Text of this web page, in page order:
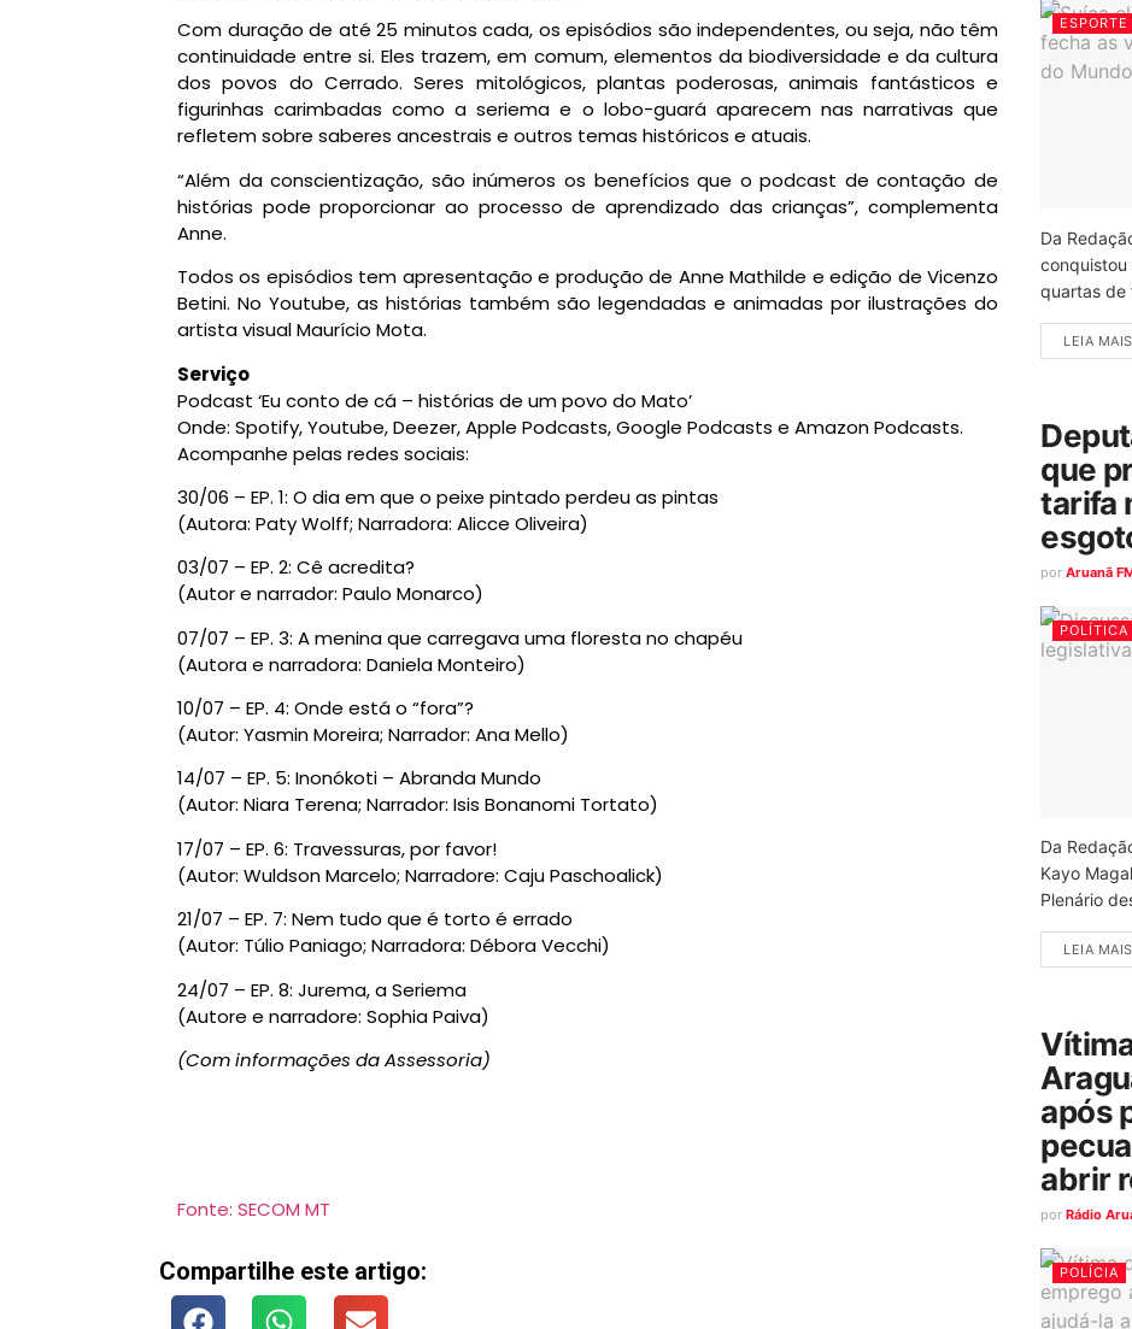
Com duração de até 25 minutos cada, os episódios são independentes, ou seja, não têm
continuidade entre si. Eles trazem, em comum, elementos da biodiversidade e da cultura
dos povos do Cerrado. Seres mitológicos, plantas poderosas, animais fantásticos e
figurinhas carimbadas como a seriema e o lobo-guará aparecem nas narrativas que
refletem sobre saberes ancestrais e outros temas históricos e atuais.
“Além da conscientização, são inúmeros os benefícios que o podcast de contação de
histórias pode proporcionar ao processo de aprendizado das crianças”, complementa
Anne.
Todos os episódios tem apresentação e produção de Anne Mathilde e edição de Vicenzo
Betini. No Youtube, as histórias também são legendadas e animadas por ilustrações do
artista visual Maurício Mota.
Serviço
Podcast ‘Eu conto de cá – histórias de um povo do Mato’
Onde: Spotify, Youtube, Deezer, Apple Podcasts, Google Podcasts e Amazon Podcasts.
Acompanhe pelas redes sociais:
30/06 – EP. 1: O dia em que o peixe pintado perdeu as pintas
(Autora: Paty Wolff; Narradora: Alicce Oliveira)
03/07 – EP. 2: Cê acredita?
(Autor e narrador: Paulo Monarco)
07/07 – EP. 3: A menina que carregava uma floresta no chapéu
(Autora e narradora: Daniela Monteiro)
10/07 – EP. 4: Onde está o “fora”?
(Autor: Yasmin Moreira; Narrador: Ana Mello)
14/07 – EP. 5: Inonókoti – Abranda Mundo
(Autor: Niara Terena; Narrador: Isis Bonanomi Tortato)
17/07 – EP. 6: Travessuras, por favor!
(Autor: Wuldson Marcelo; Narradore: Caju Paschoalick)
21/07 – EP. 7: Nem tudo que é torto é errado
(Autor: Túlio Paniago; Narradora: Débora Vecchi)
24/07 – EP. 8: Jurema, a Seriema
(Autore e narradore: Sophia Paiva)
(Com informações da Assessoria)
Fonte: SECOM MT
Compartilhe este artigo:
ESPORTE
Da
quartas de
LEIA MAIS
que
tarifa
por Aruanã
POLÍTICA
Da
Kayo
Plenário
LEIA MAIS
após
abrir
por Rádio
POLÍCIA